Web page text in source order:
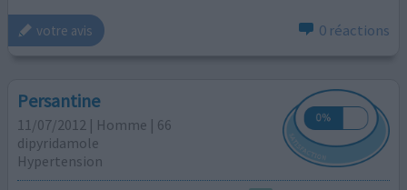
votre avis 0 réactions
Persantine
11/07/2012 | Homme | 66
dipyridamole
Hypertension